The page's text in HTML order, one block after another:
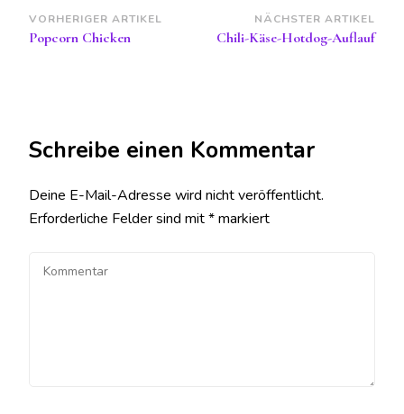
Beitragsnavigation
VORHERIGER ARTIKEL
Popcorn Chicken
NÄCHSTER ARTIKEL
Chili-Käse-Hotdog-Auflauf
Schreibe einen Kommentar
Deine E-Mail-Adresse wird nicht veröffentlicht.
Erforderliche Felder sind mit*markiert